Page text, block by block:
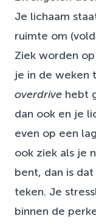
Je lichaam
ruimte om
Ziek worden
je in de weken
overdrive hebt
dan ook en je
even op een
ook ziek als je
bent, dan is
teken. Je
binnen de